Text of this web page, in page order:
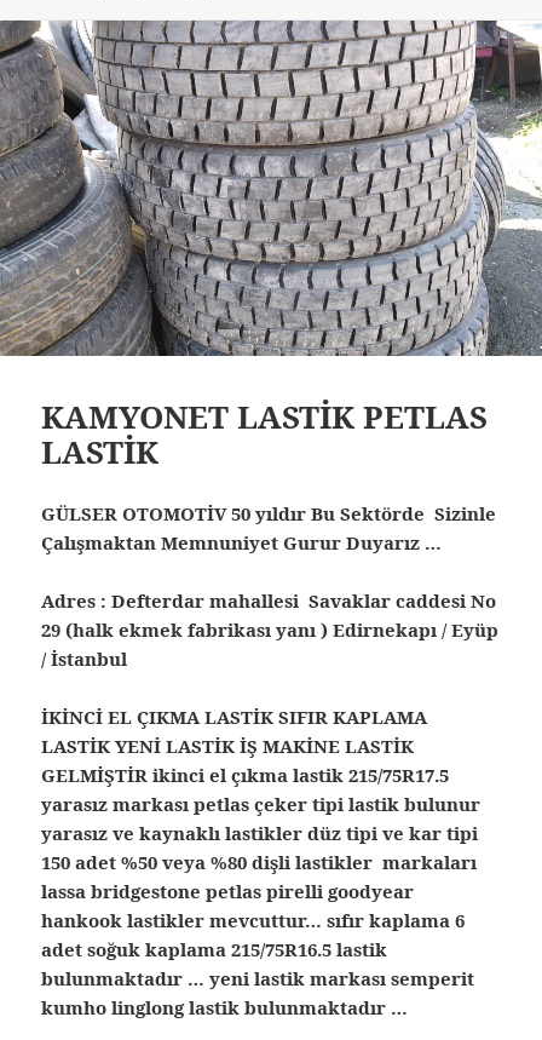
KAMYONET LASTİK PETLAS
LASTİK
GÜLSER OTOMOTİV 50 yıldır Bu Sektörde Sizinle
Çalışmaktan Memnuniyet Gurur Duyarız …
Adres : Defterdar mahallesi Savaklar caddesi No
29 (halk ekmek fabrikası yanı ) Edirnekapı / Eyüp
/ İstanbul
İKİNCİ EL ÇIKMA LASTİK SIFIR KAPLAMA
LASTİK YENİ LASTİK İŞ MAKİNE LASTİK
GELMİŞTİR ikinci el çıkma lastik 215/75R17.5
yarasız markası petlas çeker tipi lastik bulunur
yarasız ve kaynaklı lastikler düz tipi ve kar tipi
150 adet %50 veya %80 dişli lastikler markaları
lassa bridgestone petlas pirelli goodyear
hankook lastikler mevcuttur… sıfır kaplama 6
adet soğuk kaplama 215/75R16.5 lastik
bulunmaktadır … yeni lastik markası semperit
kumho linglong lastik bulunmaktadır …